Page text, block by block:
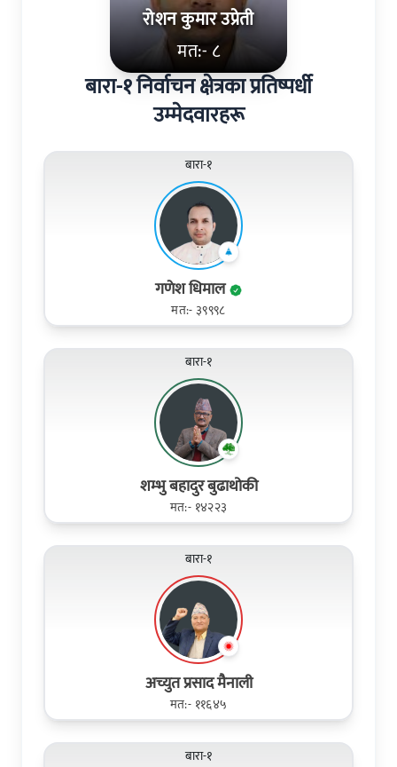
रोशन कुमार उप्रेती
मत:- ८
बारा-१ निर्वाचन क्षेत्रका प्रतिष्पर्धी
उम्मेदवारहरू
बारा-१
गणेश धिमाल
मत:- ३९९९८
बारा-१
शम्भु बहादुर बुढाथोकी
मत:- १४२२३
बारा-१
अच्युत प्रसाद मैनाली
मत:- ११६४५
बारा-१